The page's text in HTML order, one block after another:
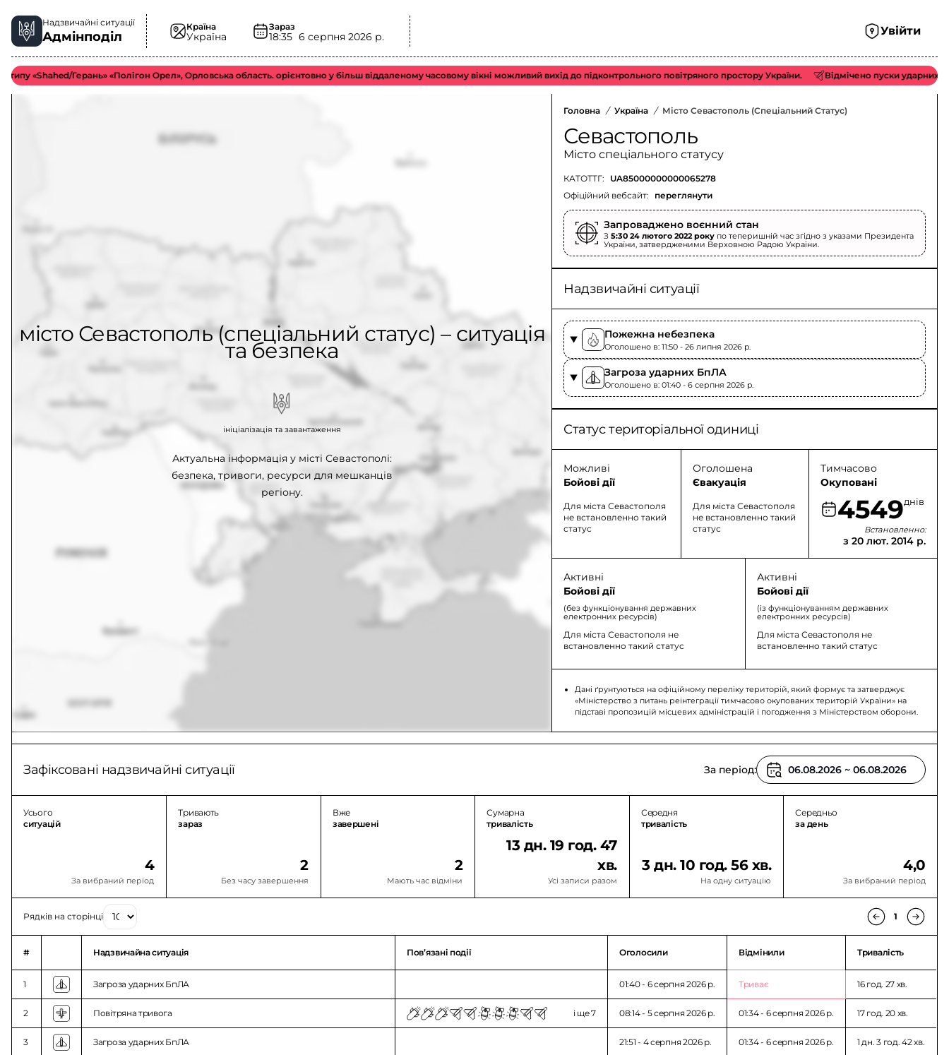
Надзвичайні ситуації
Адмінподіл
Країна
Україна
Зараз
18:35 6 серпня 2026 р. Увійти
Герань» «Полігон Орел», Орловська область. орієнтовно у більш віддаленому часовому вікні можливий вихід до підконтрольного повітряного простору України. Відмічено пуски ударних БпЛА
місто Севастополь (спеціальний статус) – ситуація
та безпека
Актуальна інформація у місті Севастополі:
безпека, тривоги, ресурси для мешканців
регіону.
ініціалізація та завантаження
Головна / Україна / Місто Севастополь (спеціальний Статус)
Севастополь
Місто спеціального статусу
КАТОТТГ:
UA85000000000065278
Офіційний вебсайт:
переглянути
Запроваджено воєнний стан
З5:30 24 лютого 2022 року по теперишній час згідно з указами Президента
України, затвердженими Верховною Радою України.
Надзвичайні ситуації
Пожежна небезпека
Оголошено в: 11:50 - 26 липня 2026 p.
Загроза ударних БпЛА
Оголошено в: 01:40 - 6 серпня 2026 p.
Статус територіальної одиниці
Можливі
Бойові дії
Для міста Севастополя
не встановленно такий
статус
Оголошена
Євакуація
Для міста Севастополя
не встановленно такий
статус
Тимчасово
Окуповані
4549днів
Встановленно:
з 20 лют. 2014 р.
Активні
Бойові дії
(без функціонування державних
електронних ресурсів)
Для міста Севастополя не
встановленно такий статус
Активні
Бойові дії
(із функціонуванням державних
електронних ресурсів)
Для міста Севастополя не
встановленно такий статус
Дані ґрунтуються на офіційному переліку територій, який формує та затверджує
«Міністерство з питань реінтеграції тимчасово окупованих територій України» на
підставі пропозицій місцевих адміністрацій і погодження з Міністерством оборони.
Зафіксовані надзвичайні ситуації За період:
Усього
ситуацій
4
За вибраний період
Тривають
зараз
2
Без часу завершення
Вже
завершені
2
Мають час відміни
Сумарна
тривалість
13 дн. 19 год. 47
хв.
Усі записи разом
Середня
тривалість
3 дн. 10 год. 56 хв.
На одну ситуацію
Середньо
за день
4,0
За вибраний період
Рядків на сторінці 1
# Надзвичайна ситуація Повʼязані події Оголосили Відмінили Тривалість
1 Загроза ударних БпЛА 01:40 - 6 серпня 2026 p. Триває 16 год. 27 хв.
2 Повітряна тривога і ще 7 08:14 - 5 серпня 2026 p. 01:34 - 6 серпня 2026 p. 17 год. 20 хв.
3 Загроза ударних БпЛА 21:51 - 4 серпня 2026 p. 01:34 - 6 серпня 2026 p. 1 дн. 3 год. 42 хв.